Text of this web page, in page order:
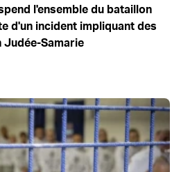
l'ensemble du bataillon
d'un incident impliquant des
Judée-Samarie